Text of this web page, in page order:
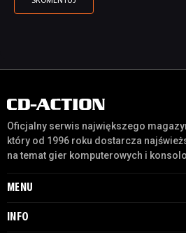
Oficjalny serwis największego
który od 1996 roku dostarcza
na temat gier komputerowych i
MENU
INFO